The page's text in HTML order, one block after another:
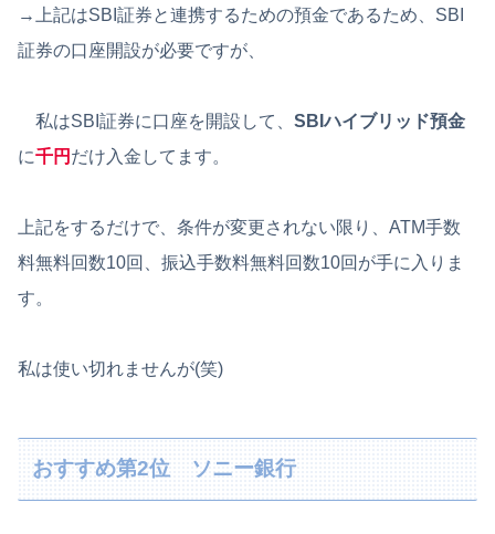
→上記はSBI証券と連携するための預金であるため、SBI
証券の口座開設が必要ですが、
私はSBI証券に口座を開設して、 SBIハイブリッド預金
に千円 だけ入金してます。
上記をするだけで、条件が変更されない限り、ATM手数
料無料回数10回、振込手数料無料回数10回が手に入りま
す。
私は使い切れませんが(笑)
おすすめ第2位 ソニー銀行